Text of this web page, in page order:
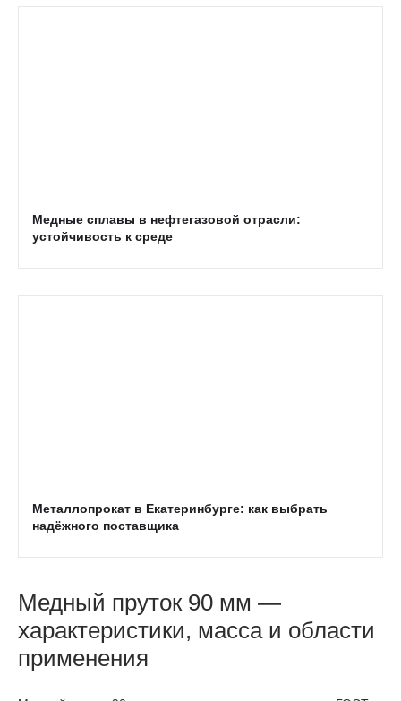
Медные сплавы в нефтегазовой отрасли:
устойчивость к среде
Металлопрокат в Екатеринбурге: как выбрать
надёжного поставщика
Медный пруток 90 мм —
характеристики, масса и области
применения